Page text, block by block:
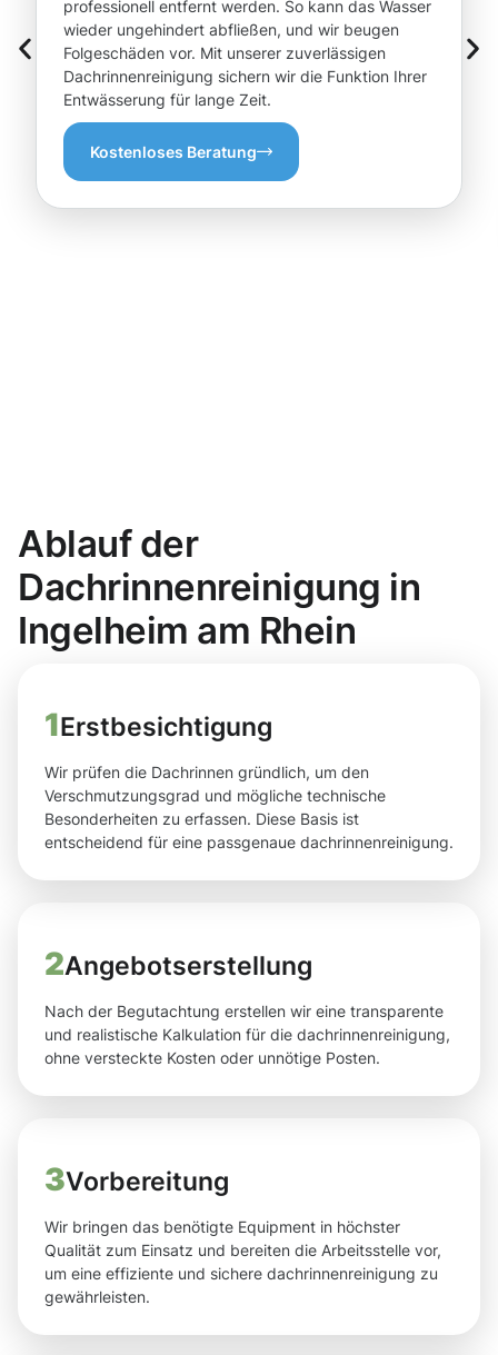
professionell entfernt werden. So kann das Wasser
wieder ungehindert abfließen, und wir beugen
Folgeschäden vor. Mit unserer zuverlässigen
Dachrinnenreinigung sichern wir die Funktion Ihrer
Entwässerung für lange Zeit.
Kostenloses Beratung
Ablauf der
Dachrinnenreinigung in
Ingelheim am Rhein
1Erstbesichtigung
Wir prüfen die Dachrinnen gründlich, um den
Verschmutzungsgrad und mögliche technische
Besonderheiten zu erfassen. Diese Basis ist
entscheidend für eine passgenaue dachrinnenreinigung.
2Angebotserstellung
Nach der Begutachtung erstellen wir eine transparente
und realistische Kalkulation für die dachrinnenreinigung,
ohne versteckte Kosten oder unnötige Posten.
3Vorbereitung
Wir bringen das benötigte Equipment in höchster
Qualität zum Einsatz und bereiten die Arbeitsstelle vor,
um eine effiziente und sichere dachrinnenreinigung zu
gewährleisten.